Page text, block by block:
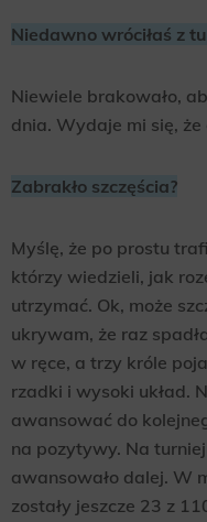
Niedawno wróciłaś z
Niewiele brakowało,
dnia. Wydaje mi się,
Zabrakło szczęścia?
Myślę, że po prostu
którzy wiedzieli, jak
utrzymać. Ok, może
ukrywam, że raz
w ręce, a trzy króle
rzadki i wysoki układ.
awansować do
na pozytywy. Na
awansowało dalej. W
zostały jeszcze 23 z